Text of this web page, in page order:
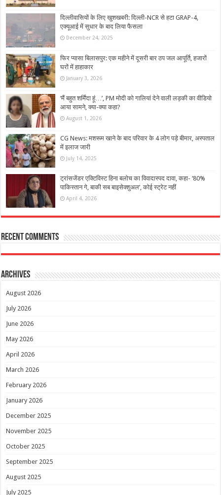
दिल्लीवासियों के लिए खुशखबरी: दिल्ली-NCR से हटा GRAP-4,
एक्यूआई में सुधार के बाद लिया फैसला
December 24, 2025
फिर प्यासा बिलासपुर: एक महीने में दूसरी बार ठप जल आपूर्ति, हजारों
घरों में हाहाकार
January 3, 2026
‘मैं बहुत शर्मिंदा हूं…’, PM मोदी को गाल‍ियां देने वाली लड़की का वीड‍ियो
आया सामने, क्‍या-क्‍या कहा?
August 1, 2026
CG News: मशरूम खाने के बाद परिवार के 4 लोग पड़े बीमार, अस्पताल
में इलाज जारी
July 14, 2025
ट्रांसजेंडर एक्टिविस्ट हिना बलोच का विवादास्पद दावा, कहा- ‘80%
पाकिस्तान गे, बाकी सब बाइसेक्शुअल’, कोई स्ट्रेट नहीं
April 4, 2026
Recent Comments
Archives
August 2026
July 2026
June 2026
May 2026
April 2026
March 2026
February 2026
January 2026
December 2025
November 2025
October 2025
September 2025
August 2025
July 2025